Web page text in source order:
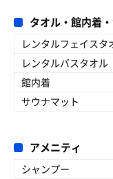
タオル・館内着
レンタルフェイスタ
レンタルバスタオル
館内着
サウナマット
アメニティ
シャンプー